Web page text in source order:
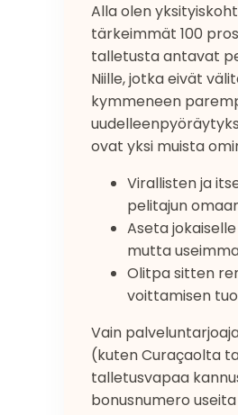
Alla olen
tärkeimmät 100
talletusta antavat
Niille, jotka eivät
kymmeneen
ovat yksi muista
Virallisten ja
pelitajun
Aseta
mutta
Olitpa sitten
voittamisen
Vain
(kuten Curaçaolta
talletusvapaa
bonusnumero